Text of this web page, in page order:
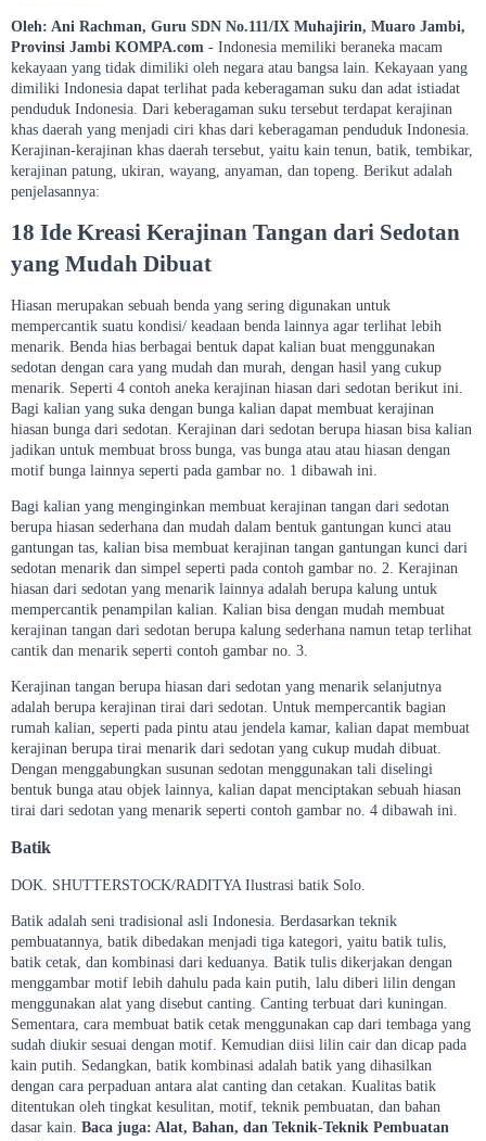
Oleh: Ani Rachman, Guru SDN No.111/IX Muhajirin, Muaro Jambi,
Provinsi Jambi KOMPA.com - Indonesia memiliki beraneka macam
kekayaan yang tidak dimiliki oleh negara atau bangsa lain. Kekayaan yang
dimiliki Indonesia dapat terlihat pada keberagaman suku dan adat istiadat
penduduk Indonesia. Dari keberagaman suku tersebut terdapat kerajinan
khas daerah yang menjadi ciri khas dari keberagaman penduduk Indonesia.
Kerajinan-kerajinan khas daerah tersebut, yaitu kain tenun, batik, tembikar,
kerajinan patung, ukiran, wayang, anyaman, dan topeng. Berikut adalah
penjelasannya:
18 Ide Kreasi Kerajinan Tangan dari Sedotan
yang Mudah Dibuat
Hiasan merupakan sebuah benda yang sering digunakan untuk
mempercantik suatu kondisi/ keadaan benda lainnya agar terlihat lebih
menarik. Benda hias berbagai bentuk dapat kalian buat menggunakan
sedotan dengan cara yang mudah dan murah, dengan hasil yang cukup
menarik. Seperti 4 contoh aneka kerajinan hiasan dari sedotan berikut ini.
Bagi kalian yang suka dengan bunga kalian dapat membuat kerajinan
hiasan bunga dari sedotan. Kerajinan dari sedotan berupa hiasan bisa kalian
jadikan untuk membuat bross bunga, vas bunga atau atau hiasan dengan
motif bunga lainnya seperti pada gambar no. 1 dibawah ini.
Bagi kalian yang menginginkan membuat kerajinan tangan dari sedotan
berupa hiasan sederhana dan mudah dalam bentuk gantungan kunci atau
gantungan tas, kalian bisa membuat kerajinan tangan gantungan kunci dari
sedotan menarik dan simpel seperti pada contoh gambar no. 2. Kerajinan
hiasan dari sedotan yang menarik lainnya adalah berupa kalung untuk
mempercantik penampilan kalian. Kalian bisa dengan mudah membuat
kerajinan tangan dari sedotan berupa kalung sederhana namun tetap terlihat
cantik dan menarik seperti contoh gambar no. 3.
Kerajinan tangan berupa hiasan dari sedotan yang menarik selanjutnya
adalah berupa kerajinan tirai dari sedotan. Untuk mempercantik bagian
rumah kalian, seperti pada pintu atau jendela kamar, kalian dapat membuat
kerajinan berupa tirai menarik dari sedotan yang cukup mudah dibuat.
Dengan menggabungkan susunan sedotan menggunakan tali diselingi
bentuk bunga atau objek lainnya, kalian dapat menciptakan sebuah hiasan
tirai dari sedotan yang menarik seperti contoh gambar no. 4 dibawah ini.
Batik
DOK. SHUTTERSTOCK/RADITYA Ilustrasi batik Solo.
Batik adalah seni tradisional asli Indonesia. Berdasarkan teknik
pembuatannya, batik dibedakan menjadi tiga kategori, yaitu batik tulis,
batik cetak, dan kombinasi dari keduanya. Batik tulis dikerjakan dengan
menggambar motif lebih dahulu pada kain putih, lalu diberi lilin dengan
menggunakan alat yang disebut canting. Canting terbuat dari kuningan.
Sementara, cara membuat batik cetak menggunakan cap dari tembaga yang
sudah diukir sesuai dengan motif. Kemudian diisi lilin cair dan dicap pada
kain putih. Sedangkan, batik kombinasi adalah batik yang dihasilkan
dengan cara perpaduan antara alat canting dan cetakan. Kualitas batik
ditentukan oleh tingkat kesulitan, motif, teknik pembuatan, dan bahan
dasar kain. Baca juga: Alat, Bahan, dan Teknik-Teknik Pembuatan